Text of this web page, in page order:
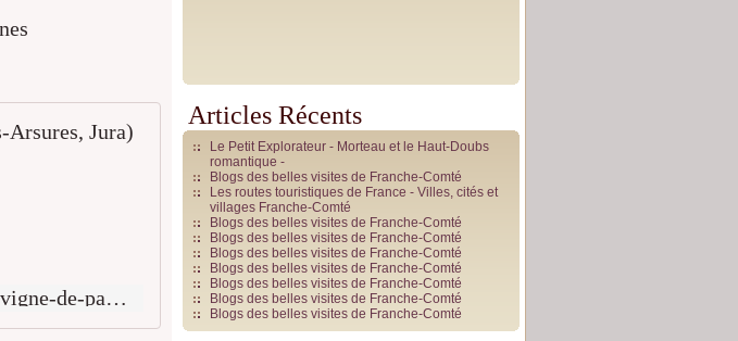
Maladie du bois, la vigne de Pasteur (Montigny-les-
l
http://www.dico-du-vin.com/m/maladie-du-bois-la-vigne-de-pasteur-montigny-les-arsures-jura-site-pilote/
Articles Récents
Le Petit Explorateur - Morteau et le Haut-Doubs
romantique -
Blogs des belles visites de Franche-Comté
Les routes touristiques de France - Villes, cités et
villages Franche-Comté
Blogs des belles visites de Franche-Comté
Blogs des belles visites de Franche-Comté
Blogs des belles visites de Franche-Comté
Blogs des belles visites de Franche-Comté
Blogs des belles visites de Franche-Comté
Blogs des belles visites de Franche-Comté
Blogs des belles visites de Franche-Comté